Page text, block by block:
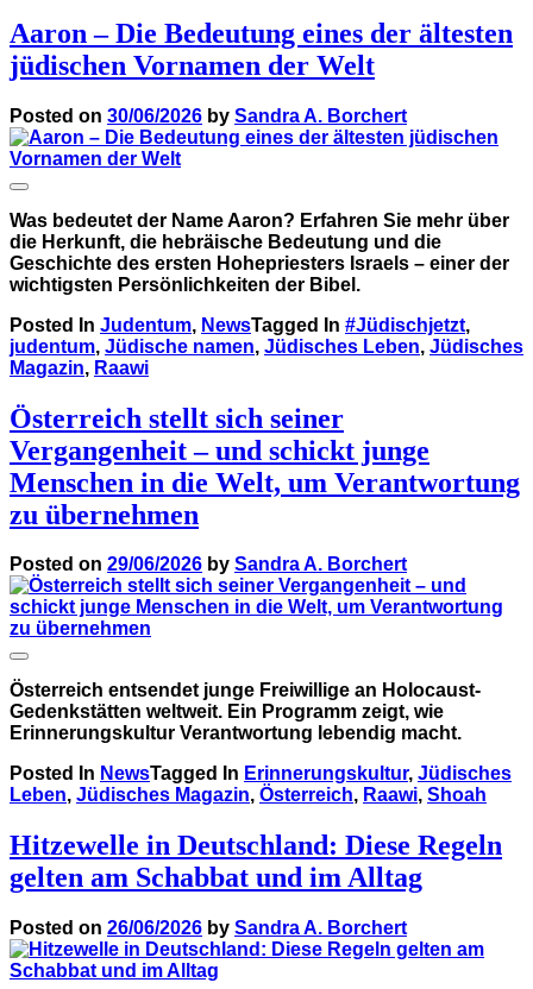
Aaron – Die Bedeutung eines der ältesten
jüdischen Vornamen der Welt
Posted on 30/06/2026 by Sandra A. Borchert
Was bedeutet der Name Aaron? Erfahren Sie mehr über
die Herkunft, die hebräische Bedeutung und die
Geschichte des ersten Hohepriesters Israels – einer der
wichtigsten Persönlichkeiten der Bibel.
Posted In Judentum, NewsTagged In #Jüdischjetzt,
judentum, Jüdische namen, Jüdisches Leben, Jüdisches
Magazin, Raawi
Österreich stellt sich seiner
Vergangenheit – und schickt junge
Menschen in die Welt, um Verantwortung
zu übernehmen
Posted on 29/06/2026 by Sandra A. Borchert
Österreich entsendet junge Freiwillige an Holocaust-
Gedenkstätten weltweit. Ein Programm zeigt, wie
Erinnerungskultur Verantwortung lebendig macht.
Posted In NewsTagged In Erinnerungskultur, Jüdisches
Leben, Jüdisches Magazin, Österreich, Raawi, Shoah
Hitzewelle in Deutschland: Diese Regeln
gelten am Schabbat und im Alltag
Posted on 26/06/2026 by Sandra A. Borchert